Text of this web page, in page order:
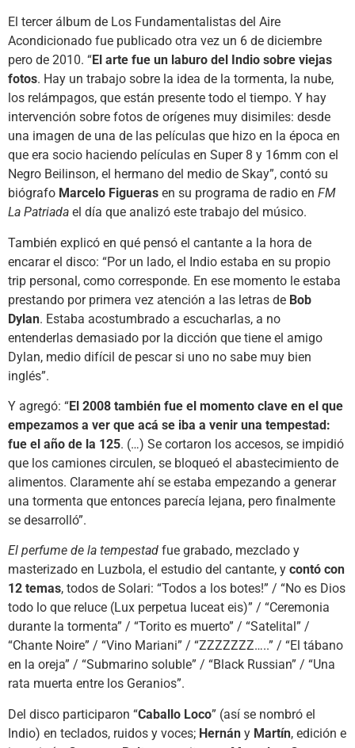
El tercer álbum de Los Fundamentalistas del Aire
Acondicionado fue publicado otra vez un 6 de diciembre
pero de 2010. “El arte fue un laburo del Indio sobre viejas
fotos. Hay un trabajo sobre la idea de la tormenta, la nube,
los relámpagos, que están presente todo el tiempo. Y hay
intervención sobre fotos de orígenes muy disimiles: desde
una imagen de una de las películas que hizo en la época en
que era socio haciendo películas en Super 8 y 16mm con el
Negro Beilinson, el hermano del medio de Skay”, contó su
biógrafo Marcelo Figueras en su programa de radio en FM
La Patriada el día que analizó este trabajo del músico.
También explicó en qué pensó el cantante a la hora de
encarar el disco: “Por un lado, el Indio estaba en su propio
trip personal, como corresponde. En ese momento le estaba
prestando por primera vez atención a las letras de Bob
Dylan. Estaba acostumbrado a escucharlas, a no
entenderlas demasiado por la dicción que tiene el amigo
Dylan, medio difícil de pescar si uno no sabe muy bien
inglés”.
Y agregó: “El 2008 también fue el momento clave en el que
empezamos a ver que acá se iba a venir una tempestad:
fue el año de la 125. (…) Se cortaron los accesos, se impidió
que los camiones circulen, se bloqueó el abastecimiento de
alimentos. Claramente ahí se estaba empezando a generar
una tormenta que entonces parecía lejana, pero finalmente
se desarrolló”.
El perfume de la tempestad fue grabado, mezclado y
masterizado en Luzbola, el estudio del cantante, y contó con
12 temas, todos de Solari: “Todos a los botes!” / “No es Dios
todo lo que reluce (Lux perpetua luceat eis)” / “Ceremonia
durante la tormenta” / “Torito es muerto” / “Satelital” /
“Chante Noire” / “Vino Mariani” / “ZZZZZZZ…..” / “El tábano
en la oreja” / “Submarino soluble” / “Black Russian” / “Una
rata muerta entre los Geranios”.
Del disco participaron “Caballo Loco” (así se nombró el
Indio) en teclados, ruidos y voces; Hernán y Martín, edición e